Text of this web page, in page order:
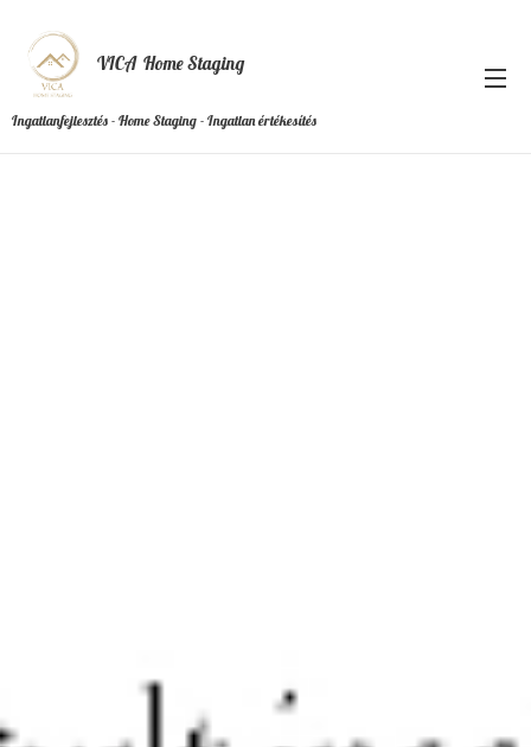
VICA Home Staging
Ingatlanfejlesztés - Home Staging - Ingatlan értékesítés